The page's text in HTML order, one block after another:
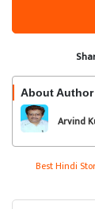
About Author
Arvind
Best Hindi